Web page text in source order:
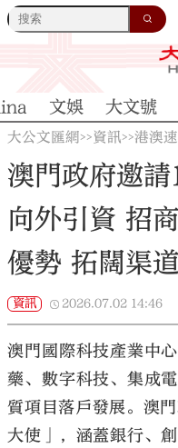
文娛 大文號
大公文匯網>>資訊>>港澳
澳門政府邀請
向外引資 招
優勢 拓闊渠道
資訊 2026.07.02 14:46
澳門國際科技產業中
藥、數字科技、集成
質項目落戶發展。澳
大使」，涵蓋銀行、